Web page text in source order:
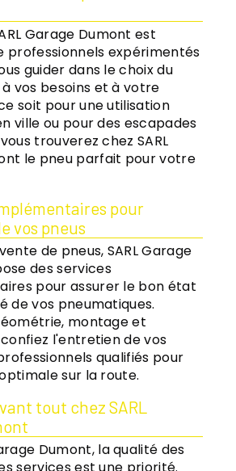
Garage Dumont est
professionnels expérimentés
guider dans le choix du
vos besoins et à votre
soit pour une utilisation
ville ou pour des escapades
trouverez chez SARL
le pneu parfait pour votre
pour
vos pneus
de pneus, SARL Garage
des services
pour assurer le bon état
de vos pneumatiques.
montage et
l'entretien de vos
qualifiés pour
sur la route.
tout chez SARL
Dumont, la qualité des
services est une priorité.